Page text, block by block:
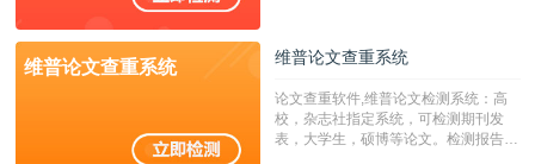
维普论文查重系统 维普论文查重系统
论文查重软件,维普论文检测系统：高
校，杂志社指定系统，可检测期刊发
表，大学生，硕博等论文。检测报告支